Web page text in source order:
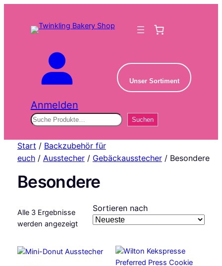
Anmelden
Unser Sortiment
Suchen Suchen
Start / Backzubehör für
euch/ Ausstecher/ Gebäckausstecher/ Besondere
Besondere
Alle 3 Ergebnisse
werden angezeigtNach
Sortieren nach